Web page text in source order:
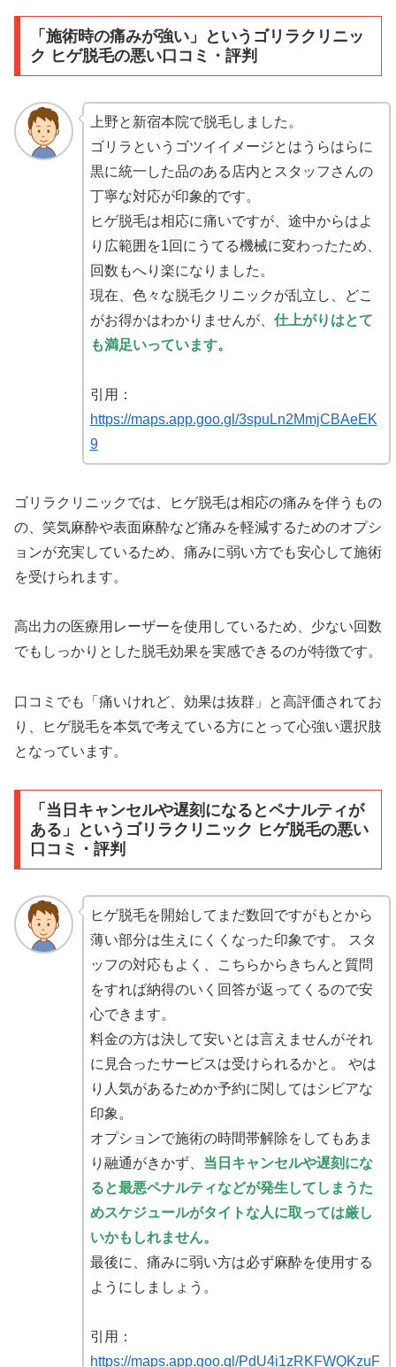
「施術時の痛みが強い」というゴリラクリニッ
ク ヒゲ脱毛の悪い口コミ・評判
上野と新宿本院で脱毛しました。
ゴリラというゴツイイメージとはうらはらに
黒に統一した品のある店内とスタッフさんの
丁寧な対応が印象的です。
ヒゲ脱毛は相応に痛いですが、途中からはよ
り広範囲を1回にうてる機械に変わったため、
回数もへり楽になりました。
現在、色々な脱毛クリニックが乱立し、どこ
がお得かはわかりませんが、 仕上がりはとて
も満足いっています。
引用：
https://maps.app.goo.gl/3spuLn2MmjCBAeEK
9
ゴリラクリニックでは、ヒゲ脱毛は相応の痛みを伴うもの
の、笑気麻酔や表面麻酔など痛みを軽減するためのオプシ
ョンが充実しているため、痛みに弱い方でも安心して施術
を受けられます。
高出力の医療用レーザーを使用しているため、少ない回数
でもしっかりとした脱毛効果を実感できるのが特徴です。
口コミでも「痛いけれど、効果は抜群」と高評価されてお
り、ヒゲ脱毛を本気で考えている方にとって心強い選択肢
となっています。
「当日キャンセルや遅刻になるとペナルティが
ある」というゴリラクリニック ヒゲ脱毛の悪い
口コミ・評判
ヒゲ脱毛を開始してまだ数回ですがもとから
薄い部分は生えにくくなった印象です。 スタ
ッフの対応もよく、こちらからきちんと質問
をすれば納得のいく回答が返ってくるので安
心できます。
料金の方は決して安いとは言えませんがそれ
に見合ったサービスは受けられるかと。 やは
り人気があるためか予約に関してはシビアな
印象。
オプションで施術の時間帯解除をしてもあま
り融通がきかず、 当日キャンセルや遅刻にな
ると最悪ペナルティなどが発生してしまうた
めスケジュールがタイトな人に取っては厳し
いかもしれません。
最後に、痛みに弱い方は必ず麻酔を使用する
ようにしましょう。
引用：
https://maps.app.goo.gl/PdU4i1zRKFWQKzuF